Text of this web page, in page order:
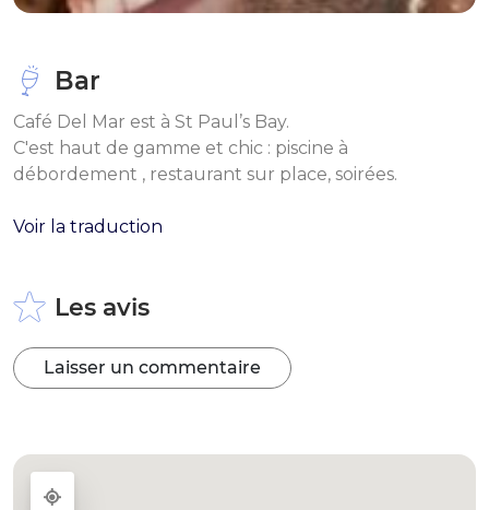
Bar
Café Del Mar est à St Paul’s Bay.
C'est haut de gamme et chic : piscine à
débordement , restaurant sur place, soirées.
Voir la traduction
Les avis
Laisser un commentaire